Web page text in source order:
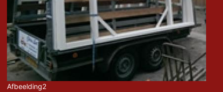
Afbeelding2